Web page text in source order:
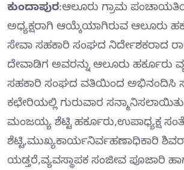
ಕುಂದಾಪುರ:ಆಲೂರು ಗ್ರಾಮ
ಅಧ್ಯಕ್ಷರಾಗಿ ಆಯ್ಕೆಯಾಗಿರುವ ಆಲೂರು
ಸೇವಾ ಸಹಕಾರಿ ಸಂಘದ ನಿರ್ದೇಶಕರಾದ
ದೇವಾಡಿಗ ಅವರನ್ನು ಆಲೂರು ಹರ್ಕೂರು
ಸಹಕಾರಿ ಸಂಘದ ವತಿಯಿಂದ ಅಭಿನಂದಿಸಿ
ಕಛೇರಿಯಲ್ಲಿ ಗುರುವಾರ
ಮಂಜಯ್ಯ ಶೆಟ್ಟಿ ಹರ್ಕೂರು,ಉಪಾಧ್ಯಕ್ಷ
ಶೆಟ್ಟಿ,ಮುಖ್ಯಕಾರ್ಯನಿರ್ವಹಣಾಧಿಕಾರಿ
ಯಡ್ತರೆ,ವ್ಯವಸ್ಥಾಪಕ ಸಂಜೀವ ಪೂಜಾರಿ